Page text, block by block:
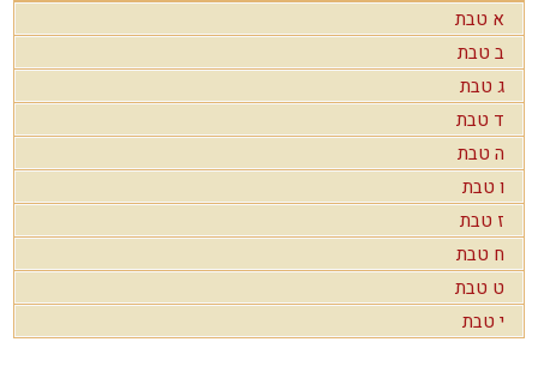
א טבת
ב טבת
ג טבת
ד טבת
ה טבת
ו טבת
ז טבת
ח טבת
ט טבת
י טבת